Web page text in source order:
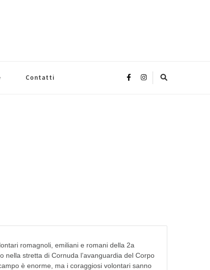
Contatti
romagnoli, emiliani e romani della 2a
stretta di Cornuda l’avanguardia del Corpo
è enorme, ma i coraggiosi volontari sanno